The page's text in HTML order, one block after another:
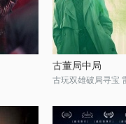
古董局中局
古玩双雄破局寻宝